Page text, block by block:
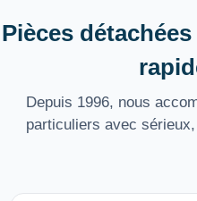
Pièces
Depuis 1996, nous
particuliers avec